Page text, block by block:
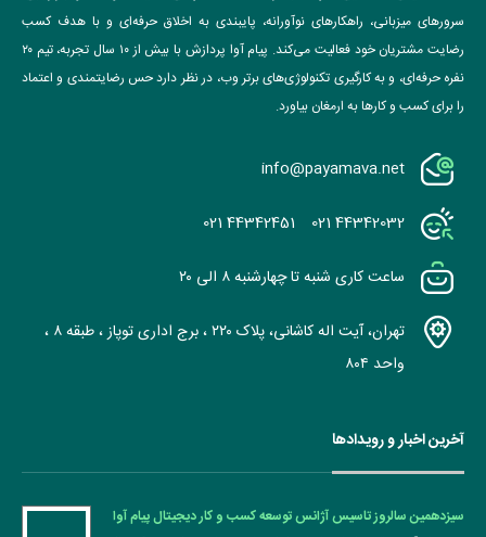
آژانس خلاقیت پیام آوا پردازش با محوریت گسترش توسعه وب و تکنولوژی در سال
۱۳۹۱ تاسیس شد. این شرکت با ارائه خدمات طراحی سایت، توسعه و بازاریابی،
سرورهای میزبانی، راهکارهای نوآورانه، پایبندی به اخلاق حرفه‌ای و با هدف کسب
را برای کسب و کارها به ارمغان بیاورد.
info@payamava.net
021 44342032
021 44342451
ساعت کاری شنبه تا چهارشنبه ۸ الی ۲۰